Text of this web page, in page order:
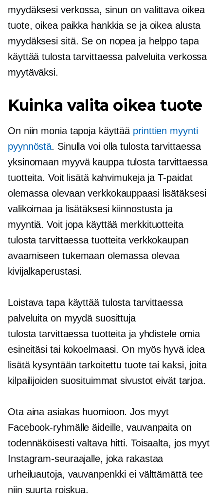
myydäksesi verkossa, sinun on valittava oikea
tuote, oikea paikka hankkia se ja oikea alusta
myydäksesi sitä. Se on nopea ja helppo tapa
käyttäätulosta tarvittaessa palveluita verkossa
myytäväksi.
Kuinka valita oikea tuote
On niin monia tapoja käyttää printtien myynti
pyynnöstä. Sinulla voi ollatulosta tarvittaessa
yksinomaan myyvä kauppa tulosta tarvittaessa
tuotteita. Voit lisätä kahvimukeja jaT-paidat
olemassa olevaan verkkokauppaasi lisätäksesi
valikoimaa ja lisätäksesi kiinnostusta ja
myyntiä. Voit jopa käyttää merkkituotteita
tulosta tarvittaessa tuotteita verkkokaupan
avaamiseen tukemaan olemassa olevaa
kivijalkaperustasi.
Loistava tapa käyttää tulosta tarvittaessa
palveluita on myydä suosittuja
tulosta tarvittaessa tuotteita ja yhdistele omia
esineitäsi tai kokoelmaasi. On myös hyvä idea
lisätä kysyntään tarkoitettu tuote tai kaksi, joita
kilpailijoiden suosituimmat sivustot eivät tarjoa.
Ota aina asiakas huomioon. Jos myyt
Facebook-ryhmälle äideille, vauvanpaita on
todennäköisesti valtava hitti. Toisaalta, jos myyt
Instagram-seuraajalle, joka rakastaa
urheiluautoja, vauvanpenkki ei välttämättä tee
niin suurta roiskua.